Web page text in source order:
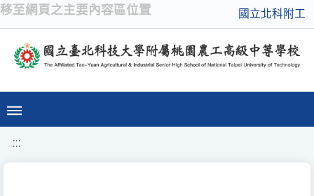
移至網頁之主要內容區位置 國立北科附工
:::